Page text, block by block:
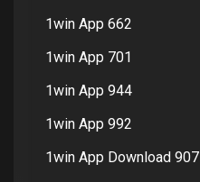
1win App 662
1win App 701
1win App 944
1win App 992
1win App Download 907